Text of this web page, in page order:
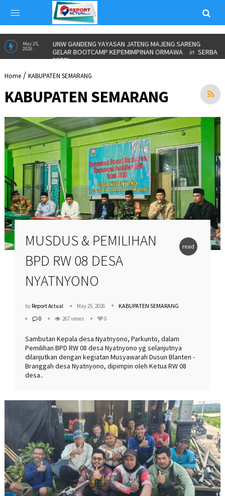
May 25,
2026 :
UNW GANDENG YAYASAN JATENG MAJENG SARENG
GELAR BOOTCAMP KEPEMIMPINAN ORMAWA
in SERBA
SERBI
Home / KABUPATEN SEMARANG
KABUPATEN SEMARANG
read
MUSDUS & PEMILIHAN
BPD RW 08 DESA
NYATNYONO
by Report Actual May 25, 2026 KABUPATEN SEMARANG
0 267 views 0
Sambutan Kepala desa Nyatnyono, Parkunto, dalam
Pemilihan BPD RW 08 desa Nyatnyono yg selanjutnya
dilanjutkan dengan kegiatan Musyawarah Dusun Blanten -
Branggah desa Nyatnyono, dipimpin oleh Ketua RW 08
desa..